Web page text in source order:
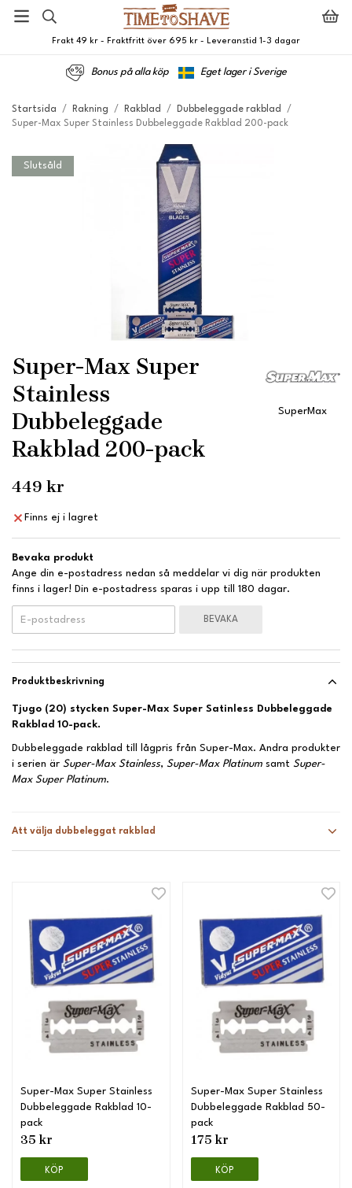
Frakt 49 kr - Fraktfritt över 695 kr - Leveranstid 1-3 dagar
Bonus på alla köp Eget lager i Sverige
Startsida / Rakning / Rakblad / Dubbeleggade rakblad
/
Super-Max Super Stainless Dubbeleggade Rakblad 200-pack
Slutsåld
Super-Max Super
Stainless
Dubbeleggade
Rakblad 200-pack
SuperMax
449 kr
Finns ej i lagret
Bevaka produkt
Ange din e-postadress nedan så meddelar vi dig när produkten
finns i lager! Din e-postadress sparas i upp till 180 dagar.
BEVAKA
Produktbeskrivning
Att välja dubbeleggat rakblad
Tjugo (20) stycken Super-Max Super Satinless Dubbeleggade
Rakblad 10-pack.
Dubbeleggade rakblad till lågpris från Super-Max. Andra produkter
i serien är Super-Max Stainless, Super-Max Platinum samt Super-
Max Super Platinum.
Super-Max Super Stainless
Dubbeleggade Rakblad 10-
pack
35 kr
KÖP
Super-Max Super Stainless
Dubbeleggade Rakblad 50-
pack
175 kr
KÖP